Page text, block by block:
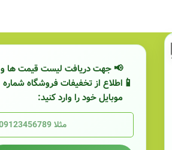
📢 جهت دریافت لیست قیمت ها و
اطلاع از تخفیفات فروشگاه شماره
موبایل خود را وارد کنید: